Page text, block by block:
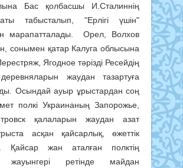
Бас қолбасшы И.Сталиннің
табысталып, "Ерлігі үшін"
марапатталады. Орел, Волхов
сонымен қатар Калуга облысына
Ягодное тәрізді Ресейдің
жаудан тазартуға
Осындай ауыр ұрыстардан соң
полкі Украинаның Запорожье,
қалаларын жаудан азат
асқан қайсарлық, өжеттік
Қайсар жан аталған полктің
жауынгері ретінде майдан